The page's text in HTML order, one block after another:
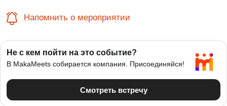
Напомнить о мероприятии